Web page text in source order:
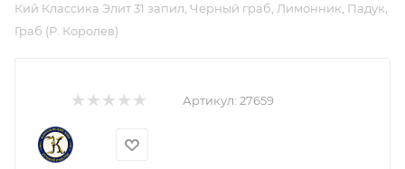
Кий Классика Элит 31 запил, Черный граб, Лимонник, Падук,
Граб (Р. Королев)
Артикул: 27659